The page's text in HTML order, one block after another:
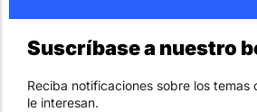
Suscríbase a nuestro
Reciba notificaciones sobre los temas
le interesan.